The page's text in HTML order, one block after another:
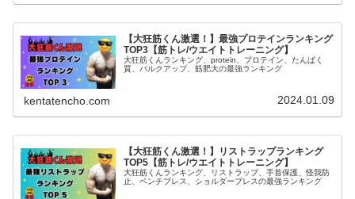
【大狂筋くん激選！】最強プロテインランキング
TOP3【筋トレ/ウエイトトレーニング】
大狂筋くんランキング、protein、プロテイン、たんぱく
質、バルクアップ、筋肥大の最強ランキング
kentatencho.com 2024.01.09
【大狂筋くん激選！】リストラップランキング
TOP5【筋トレ/ウエイトトレーニング】
大狂筋くんランキング、リストラップ、手首保護、怪我防
止、ベンチプレス、ショルダープレスの最強ランキング